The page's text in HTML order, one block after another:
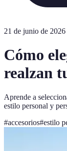
21 de junio de 2026
Cómo
realzan
Aprende a
estilo personal y
#accesorios#estilo